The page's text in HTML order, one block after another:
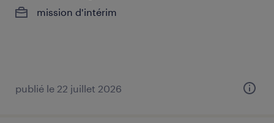
mission d'intérim
publié le 22 juillet 2026